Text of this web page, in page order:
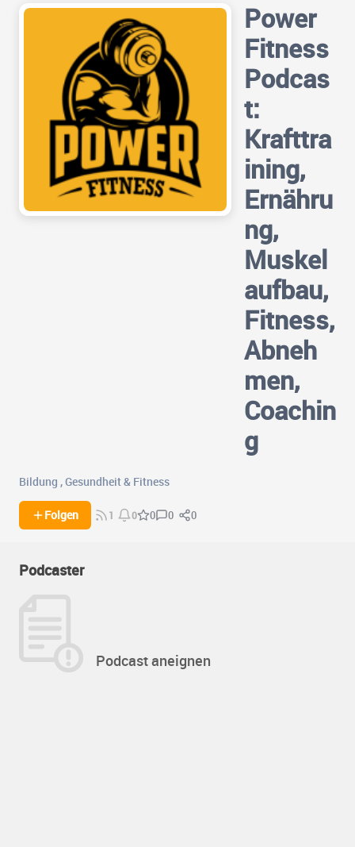
Power
Fitness
Podcas
t:
Krafttra
ining,
Ernähru
ng,
Muskel
aufbau,
Fitness,
Abneh
men,
Coachin
g
Bildung ,Gesundheit & Fitness
Folgen 1 0 0 0 0
Podcaster
Podcast aneignen